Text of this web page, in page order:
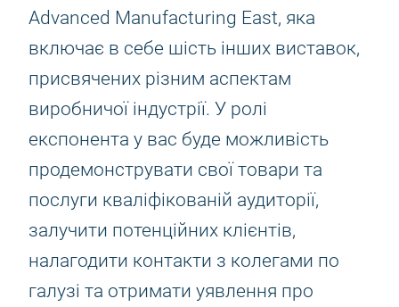
Advanced Manufacturing East, яка
включає в себе шість інших виставок,
присвячених різним аспектам
виробничої індустрії. У ролі
експонента у вас буде можливість
продемонструвати свої товари та
послуги кваліфікованій аудиторії,
залучити потенційних клієнтів,
налагодити контакти з колегами по
галузі та отримати уявлення про